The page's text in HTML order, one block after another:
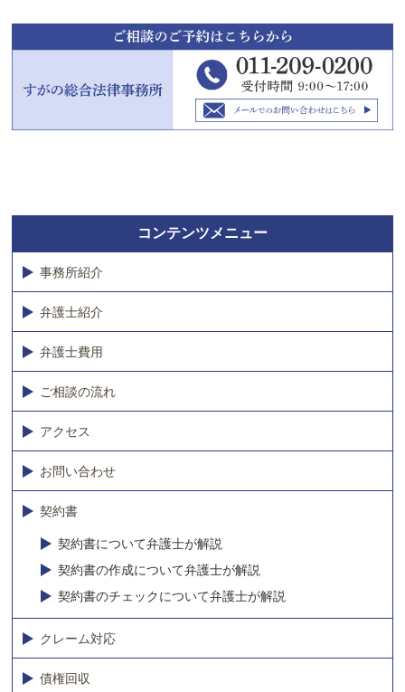
コンテンツメニュー
事務所紹介
弁護士紹介
弁護士費用
ご相談の流れ
アクセス
お問い合わせ
契約書
契約書について弁護士が解説
契約書の作成について弁護士が解説
契約書のチェックについて弁護士が解説
クレーム対応
債権回収